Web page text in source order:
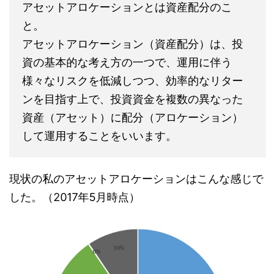
アセットアロケーションとは資産配分のこ
と。
アセットアロケーション（資産配分）は、投
資の基本的な考え方の一つで、運用に伴う
様々なリスクを低減しつつ、効率的なリター
ンを目指す上で、投資資金を複数の異なった
資産（アセット）に配分（アロケーション）
して運用することをいいます。
現状の私のアセットアロケーションはこんな感じで
した。（2017年5月時点）